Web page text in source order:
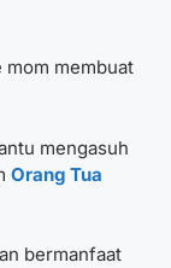
membuat
mengasuh
Orang Tua
bermanfaat